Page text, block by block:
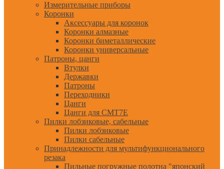
Измерительные приборы
Коронки
Аксессуары для коронок
Коронки алмазные
Коронки биметаллические
Коронки универсальные
Патроны, цанги
Втулки
Державки
Патроны
Переходники
Цанги
Цанги для CMT7E
Пилки лобзиковые, сабельные
Пилки лобзиковые
Пилки сабельные
Принадлежности для мультифункционального
резака
Пильные погружные полотна "японский